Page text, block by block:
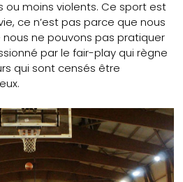
ou moins violents. Ce sport est
ce n’est pas parce que nous
ne pouvons pas pratiquer
par le fair-play qui règne
qui sont censés être